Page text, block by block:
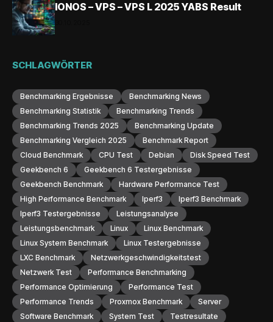
IONOS – VPS – VPS L 2025 YABS Result
SCHLAGWÖRTER
Benchmarking Ergebnisse
Benchmarking News
Benchmarking Statistik
Benchmarking Trends
Benchmarking Trends 2025
Benchmarking Update
Benchmarking Vergleich 2025
Benchmark Report
Cloud Benchmark
CPU Test Debian
Disk Speed Test
Geekbench 6
Geekbench 6 Testergebnisse
Geekbench Benchmark
Hardware Performance Test
High Performance Benchmark
Iperf3
Iperf3 Benchmark
Iperf3 Testergebnisse
Leistungsanalyse
Leistungsbenchmark
Linux
Linux Benchmark
Linux System Benchmark
Linux Testergebnisse
LXC Benchmark
Netzwerkgeschwindigkeitstest
Netzwerk Test
Performance Benchmarking
Performance Optimierung
Performance Test
Performance Trends
Proxmox Benchmark
Server
Software Benchmark
System Test
Testresultate